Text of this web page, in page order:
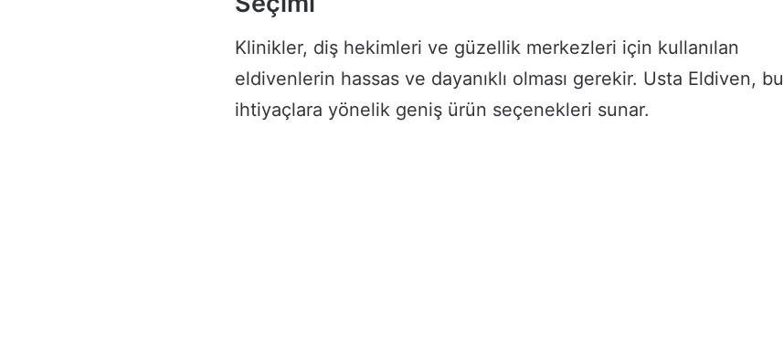
Klinikler, diş hekimleri ve güzellik merkezleri için kullanılan
eldivenlerin hassas ve dayanıklı olması gerekir. Usta Eldiven, bu
ihtiyaçlara yönelik geniş ürün seçenekleri sunar.